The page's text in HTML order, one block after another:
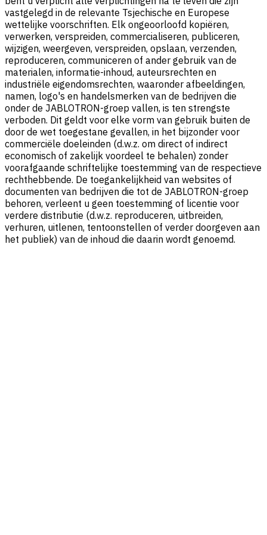
vastgelegd in de relevante Tsjechische en Europese
wettelijke voorschriften. Elk ongeoorloofd kopiëren,
verwerken, verspreiden, commercialiseren, publiceren,
wijzigen, weergeven, verspreiden, opslaan, verzenden,
reproduceren, communiceren of ander gebruik van de
materialen, informatie-inhoud, auteursrechten en
industriële eigendomsrechten, waaronder afbeeldingen,
namen, logo's en handelsmerken van de bedrijven die
onder de JABLOTRON-groep vallen, is ten strengste
verboden. Dit geldt voor elke vorm van gebruik buiten de
door de wet toegestane gevallen, in het bijzonder voor
commerciële doeleinden (d.w.z. om direct of indirect
economisch of zakelijk voordeel te behalen) zonder
voorafgaande schriftelijke toestemming van de respectieve
rechthebbende. De toegankelijkheid van websites of
documenten van bedrijven die tot de JABLOTRON-groep
behoren, verleent u geen toestemming of licentie voor
verdere distributie (d.w.z. reproduceren, uitbreiden,
verhuren, uitlenen, tentoonstellen of verder doorgeven aan
het publiek) van de inhoud die daarin wordt genoemd.